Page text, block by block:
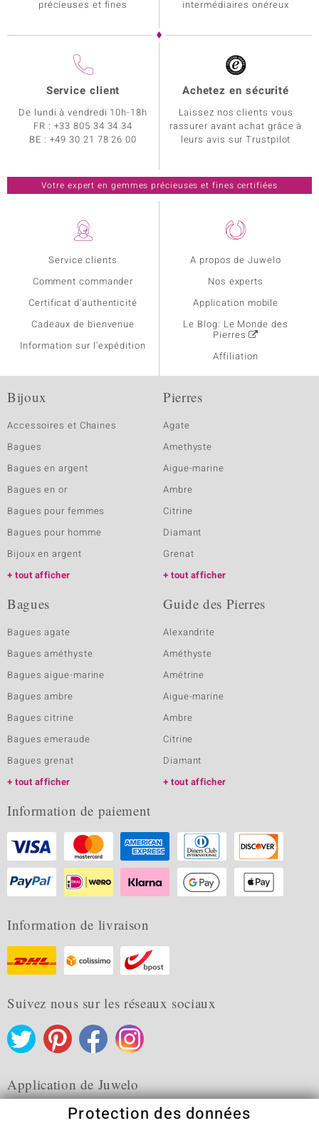
Service clients
Comment commander
Certificat d'authenticité
Cadeaux de bienvenue
Information sur l'expédition
A propos de Juwelo
Nos experts
Application mobile
Le Blog: Le Monde des
Pierres
Affiliation
précieuses et fines
intermédiaires onéreux
Service client
De lundi à vendredi 10h-18h
FR : +33 805 34 34 34
BE : +49 30 21 78 26 00
Achetez en sécurité
Laissez nos clients vous
rassurer avant achat grâce à
leurs avis sur Trustpilot
Votre expert en gemmes précieuses et fines certifiées
Bijoux
Accessoires et Chaines
Bagues
Bagues en argent
Bagues en or
Bagues pour femmes
Bagues pour homme
Bijoux en argent
tout afficher
Pierres
Agate
Amethyste
Aigue-marine
Ambre
Citrine
Diamant
Grenat
tout afficher
Bagues
Bagues agate
Bagues améthyste
Bagues aigue-marine
Bagues ambre
Bagues citrine
Bagues emeraude
Bagues grenat
tout afficher
Guide des Pierres
Alexandrite
Améthyste
Amétrine
Aigue-marine
Ambre
Citrine
Diamant
tout afficher
Information de paiement
Information de livraison
Suivez nous sur les réseaux sociaux
Application de Juwelo
Protection des données